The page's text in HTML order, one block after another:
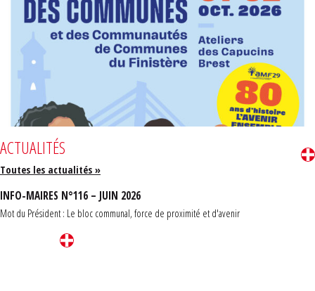
ACTUALITÉS
Toutes les actualités »
INFO-MAIRES N°116 – JUIN 2026
Mot du Président : Le bloc communal, force de proximité et d'avenir